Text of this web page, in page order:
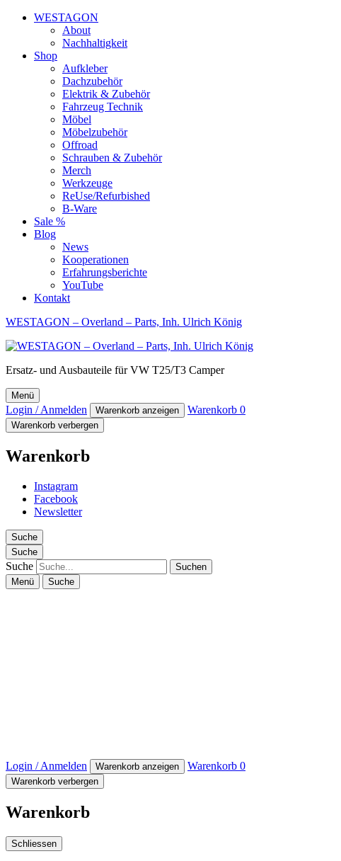
WESTAGON
About
Nachhaltigkeit
Shop
Aufkleber
Dachzubehör
Elektrik & Zubehör
Fahrzeug Technik
Möbel
Möbelzubehör
Offroad
Schrauben & Zubehör
Merch
Werkzeuge
ReUse/Refurbished
B-Ware
Sale %
Blog
News
Kooperationen
Erfahrungsberichte
YouTube
Kontakt
WESTAGON – Overland – Parts, Inh. Ulrich König
Ersatz- und Ausbauteile für VW T25/T3 Camper
Menü
Login / Anmelden Warenkorb anzeigen Warenkorb 0
Warenkorb verbergen
Warenkorb
Instagram
Facebook
Newsletter
Suche
Suche
Suche
Menü Suche
Login / Anmelden Warenkorb anzeigen Warenkorb 0
Warenkorb verbergen
Warenkorb
Schliessen